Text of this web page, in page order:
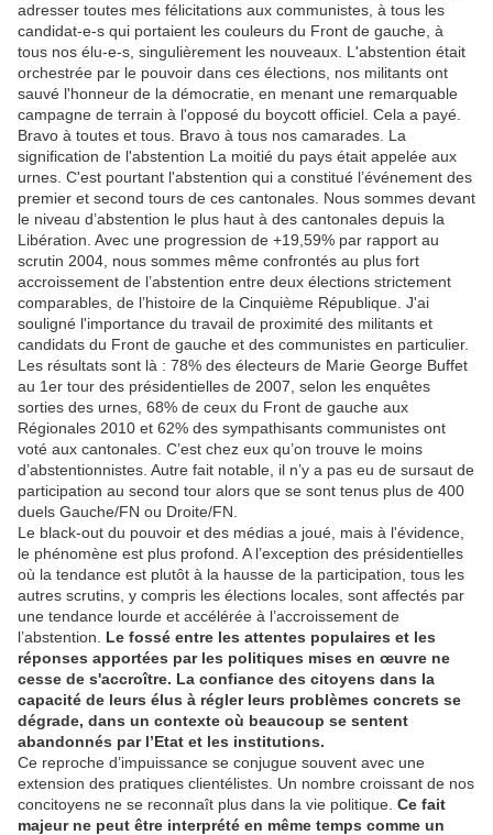
adresser toutes mes félicitations aux communistes, à tous les
candidat-e-s qui portaient les couleurs du Front de gauche, à
tous nos élu-e-s, singulièrement les nouveaux. L'abstention était
orchestrée par le pouvoir dans ces élections, nos militants ont
sauvé l'honneur de la démocratie, en menant une remarquable
campagne de terrain à l'opposé du boycott officiel. Cela a payé.
Bravo à toutes et tous. Bravo à tous nos camarades. La
signification de l'abstention La moitié du pays était appelée aux
urnes. C'est pourtant l'abstention qui a constitué l’événement des
premier et second tours de ces cantonales. Nous sommes devant
le niveau d’abstention le plus haut à des cantonales depuis la
Libération. Avec une progression de +19,59% par rapport au
scrutin 2004, nous sommes même confrontés au plus fort
accroissement de l’abstention entre deux élections strictement
comparables, de l’histoire de la Cinquième République. J'ai
souligné l'importance du travail de proximité des militants et
candidats du Front de gauche et des communistes en particulier.
Les résultats sont là : 78% des électeurs de Marie George Buffet
au 1er tour des présidentielles de 2007, selon les enquêtes
sorties des urnes, 68% de ceux du Front de gauche aux
Régionales 2010 et 62% des sympathisants communistes ont
voté aux cantonales. C’est chez eux qu’on trouve le moins
d’abstentionnistes. Autre fait notable, il n’y a pas eu de sursaut de
participation au second tour alors que se sont tenus plus de 400
duels Gauche/FN ou Droite/FN.
Le black-out du pouvoir et des médias a joué, mais à l'évidence,
le phénomène est plus profond. A l’exception des présidentielles
où la tendance est plutôt à la hausse de la participation, tous les
autres scrutins, y compris les élections locales, sont affectés par
une tendance lourde et accélérée à l’accroissement de
l’abstention. Le fossé entre les attentes populaires et les
réponses apportées par les politiques mises en œuvre ne
cesse de s'accroître. La confiance des citoyens dans la
capacité de leurs élus à régler leurs problèmes concrets se
dégrade, dans un contexte où beaucoup se sentent
abandonnés par l’Etat et les institutions.
Ce reproche d’impuissance se conjugue souvent avec une
extension des pratiques clientélistes. Un nombre croissant de nos
concitoyens ne se reconnaît plus dans la vie politique. Ce fait
majeur ne peut être interprété en même temps comme un